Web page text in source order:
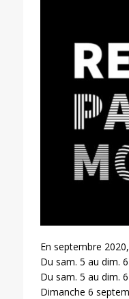
En septembre
Du sam. 5 au dim.
Du sam. 5 au dim.
Dimanche 6